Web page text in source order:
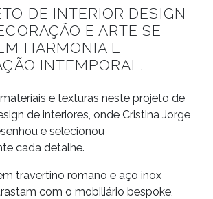
DE INTERIOR DESIGN
E ARTE SE
HARMONIA E
INTEMPORAL.
e texturas neste projeto de
de interiores, onde Cristina Jorge
e selecionou
cada detalhe.
travertino romano e aço inox
com o mobiliário bespoke,